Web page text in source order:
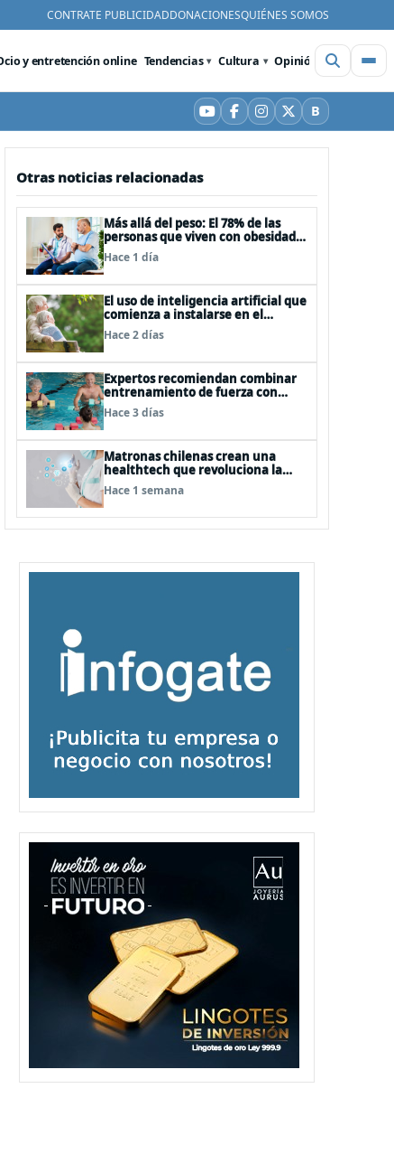
CONTRATE PUBLICIDADDONACIONESQUIÉNES SOMOS
y entretención online Tendencias Cultura Opinión Videos
YouTube
Facebook
Instagram
X BBluesky
Otras noticias relacionadas
Más allá del peso: El 78% de las
personas que viven con obesidad
sufre estrés postraumático debido
al estigma
Hace 1 día
El uso de inteligencia artificial que
comienza a instalarse en el
cuidado de personas mayores
Hace 2 días
Expertos recomiendan combinar
entrenamiento de fuerza con
natación para fortalecer la salud
Hace 3 días
Matronas chilenas crean una
healthtech que revoluciona la
formación clínica con simuladores
inteligentes
Hace 1 semana